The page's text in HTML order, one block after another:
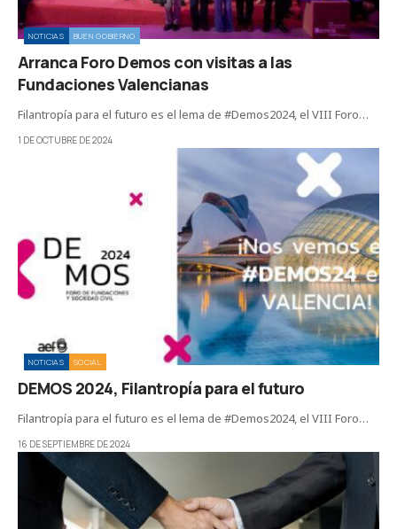
NOTICIAS BUEN GOBIERNO
Arranca Foro Demos con visitas a las
Fundaciones Valencianas
Filantropía para el futuro es el lema de #Demos2024, el VIII Foro…
1 DE OCTUBRE DE 2024
NOTICIAS SOCIAL
DEMOS 2024, Filantropía para el futuro
Filantropía para el futuro es el lema de #Demos2024, el VIII Foro…
16 DE SEPTIEMBRE DE 2024